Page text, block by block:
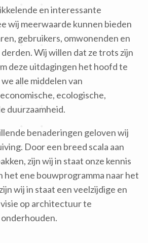
en interessante
wij meerwaarde kunnen bieden
gebruikers, omwonenden en
Wij willen dat ze trots zijn
deze uitdagingen het hoofd te
alle middelen van
ecologische,
duurzaamheid.
benaderingen geloven wij
Door een breed scala aan
zijn wij in staat onze kennis
het ene bouwprogramma naar het
wij in staat een veelzijdige en
op architectuur te